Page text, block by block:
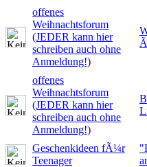
offenes
Weihnachtsforum
(JEDER kann hier
schreiben auch ohne
Anmeldung!)
offenes
Weihnachtsforum
(JEDER kann hier
schreiben auch ohne
Anmeldung!)
Geschenkideen fÃ¼r
Teenager